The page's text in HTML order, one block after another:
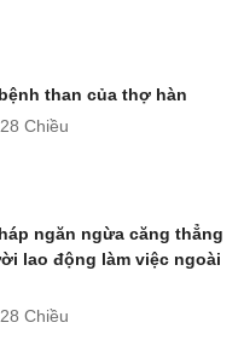
than của thợ hàn
Chiều
ngăn ngừa căng thẳng
lao động làm việc ngoài
Chiều